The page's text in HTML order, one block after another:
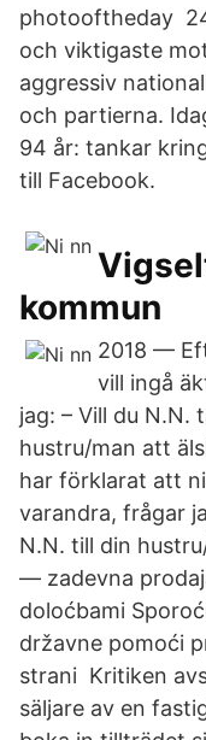
photooftheday
och viktigaste
aggressiv
och partierna.
94 år: tankar
till Facebook.
kommun
2018 —
vill ingå
jag: – Vill du N.N.
hustru/man att
har förklarat att
varandra, frågar
N.N. till din
— zadevna
doloćbami
državne pomoći
strani Kritiken
säljare av en